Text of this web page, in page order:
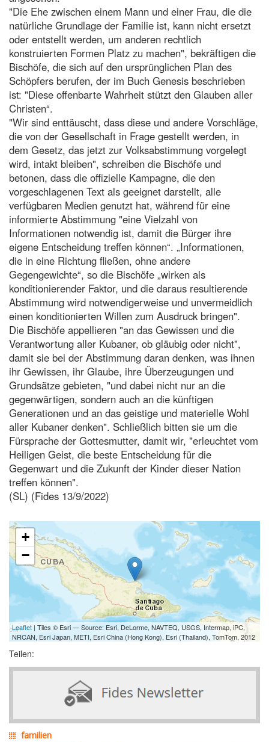
"Die Ehe zwischen einem Mann und einer Frau, die die
natürliche Grundlage der Familie ist, kann nicht ersetzt
oder entstellt werden, um anderen rechtlich
konstruierten Formen Platz zu machen", bekräftigen die
Bischöfe, die sich auf den ursprünglichen Plan des
Schöpfers berufen, der im Buch Genesis beschrieben
ist: "Diese offenbarte Wahrheit stützt den Glauben aller
Christen“.
"Wir sind enttäuscht, dass diese und andere Vorschläge,
die von der Gesellschaft in Frage gestellt werden, in
dem Gesetz, das jetzt zur Volksabstimmung vorgelegt
wird, intakt bleiben", schreiben die Bischöfe und
betonen, dass die offizielle Kampagne, die den
vorgeschlagenen Text als geeignet darstellt, alle
verfügbaren Medien genutzt hat, während für eine
informierte Abstimmung "eine Vielzahl von
Informationen notwendig ist, damit die Bürger ihre
eigene Entscheidung treffen können“. „Informationen,
die in eine Richtung fließen, ohne andere
Gegengewichte“, so die Bischöfe „wirken als
konditionierender Faktor, und die daraus resultierende
Abstimmung wird notwendigerweise und unvermeidlich
einen konditionierten Willen zum Ausdruck bringen".
Die Bischöfe appellieren "an das Gewissen und die
Verantwortung aller Kubaner, ob gläubig oder nicht",
damit sie bei der Abstimmung daran denken, was ihnen
ihr Gewissen, ihr Glaube, ihre Überzeugungen und
Grundsätze gebieten, "und dabei nicht nur an die
gegenwärtigen, sondern auch an die künftigen
Generationen und an das geistige und materielle Wohl
aller Kubaner denken". Schließlich bitten sie um die
Fürsprache der Gottesmutter, damit wir, "erleuchtet vom
Heiligen Geist, die beste Entscheidung für die
Gegenwart und die Zukunft der Kinder dieser Nation
treffen können".
(SL) (Fides 13/9/2022)
+
−
Leaflet | Tiles © Esri — Source: Esri, DeLorme, NAVTEQ, USGS, Intermap, iPC,
NRCAN, Esri Japan, METI, Esri China (Hong Kong), Esri (Thailand), TomTom, 2012
Teilen:
familien